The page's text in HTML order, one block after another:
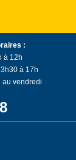
:
à 12h
à 17h
au vendredi